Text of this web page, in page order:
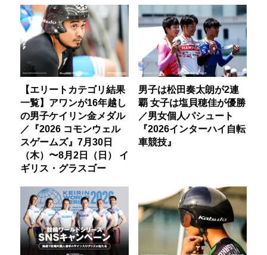
【エリートカテゴリ結果
一覧】アワンが16年越し
の男子ケイリン金メダル
／『2026 コモンウェル
スゲームズ』7月30日
（木）〜8月2日（日） イ
ギリス・グラスゴー
男子は松田奏太朗が2連
覇 女子は塩貝穂佳が優勝
／男女個人パシュート
『2026インターハイ自転
車競技』